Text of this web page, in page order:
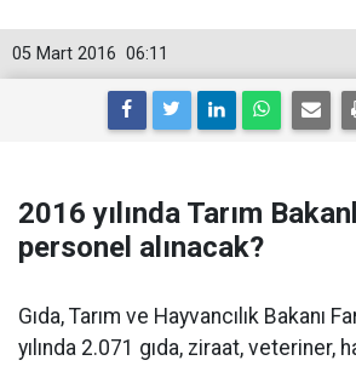
06:11
05 Mart 2016
2016 yılında Tarım
personel alınacak?
Gıda, Tarım ve Hayvancılık Bakanı
yılında 2.071 gıda, ziraat, veteriner,